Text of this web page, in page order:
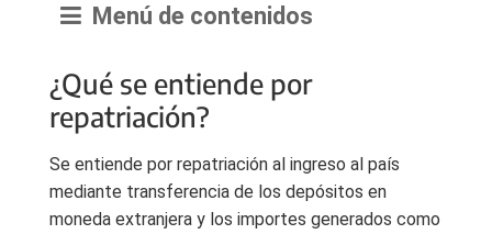
Menú de contenidos
¿Qué se entiende por
repatriación?
Se entiende por repatriación al ingreso al país
mediante transferencia de los depósitos en
moneda extranjera y los importes generados como